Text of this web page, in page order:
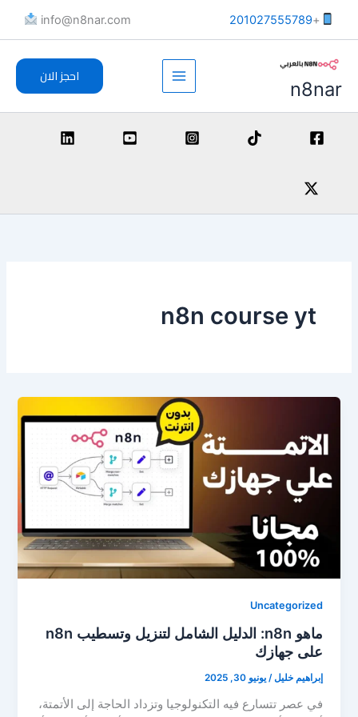
+
201027555789
info@n8nar.com​
n8nar
احجز الان
n8n course yt
Uncategorized
ماهو n8n: الدليل الشامل لتنزيل وتسطيب n8n
على جهازك
إبراهيم خليل/يونيو 30, 2025
في عصر تتسارع فيه التكنولوجيا وتزداد الحاجة إلى الأتمتة،